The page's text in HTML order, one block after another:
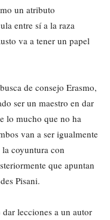
un atributo
entre sí a la raza
va a tener un papel
de consejo Erasmo,
ser un maestro en dar
lo mucho que no ha
van a ser igualmente
coyuntura con
que apuntan
Pisani.
lecciones a un autor